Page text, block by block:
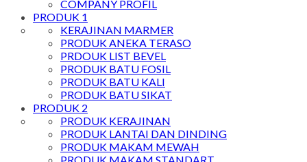
COMPANY PROFIL
PRODUK 1
KERAJINAN MARMER
PRODUK ANEKA TERASO
PRDOUK LIST BEVEL
PRODUK BATU FOSIL
PRODUK BATU KALI
PRODUK BATU SIKAT
PRODUK 2
PRODUK KERAJINAN
PRODUK LANTAI DAN DINDING
PRODUK MAKAM MEWAH